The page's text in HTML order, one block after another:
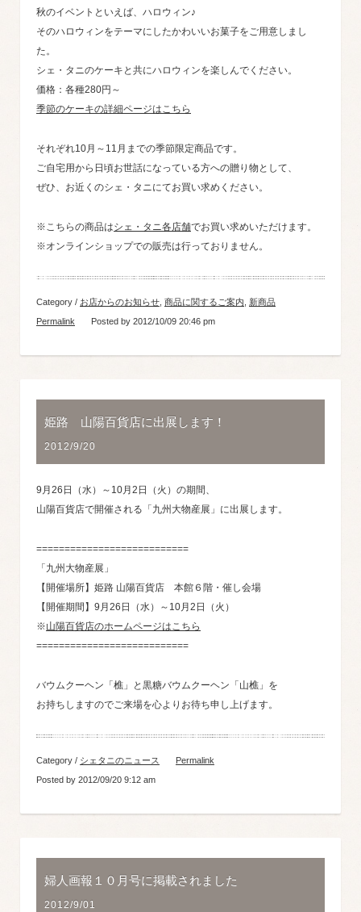
秋のイベントといえば、ハロウィン♪
そのハロウィンをテーマにしたかわいいお菓子をご用意しまし
た。
シェ・タニのケーキと共にハロウィンを楽しんでください。
価格：各種280円～
季節のケーキの詳細ページはこちら
それぞれ10月～11月までの季節限定商品です。
ご自宅用から日頃お世話になっている方への贈り物として、
ぜひ、お近くのシェ・タニにてお買い求めください。
※こちらの商品はシェ・タニ各店舗でお買い求めいただけます。
※オンラインショップでの販売は行っておりません。
Category / お店からのお知らせ 商品に関するご案内
新商品
Permalink
Posted by 2012/10/09 20:46 pm
姫路 山陽百貨店に出展します！
2012/9/20
9月26日（水）～10月2日（火）の期間、
山陽百貨店で開催される「九州大物産展」に出展します。
===========================
「九州大物産展」
【開催場所】姫路 山陽百貨店 本館６階・催し会場
【開催期間】9月26日（水）～10月2日（火）
※山陽百貨店のホームページはこちら
===========================
バウムクーヘン「樵」と黒糖バウムクーヘン「山樵」を
お持ちしますのでご来場を心よりお待ち申し上げます。
Category / シェタニのニュース
Permalink
Posted by 2012/09/20 9:12 am
婦人画報１０月号に掲載されました
2012/9/01